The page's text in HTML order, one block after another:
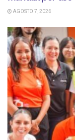
AGOSTO 7, 2026